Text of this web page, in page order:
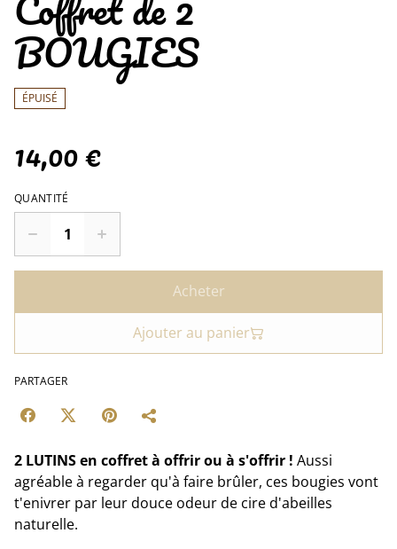
BOUGIES
ÉPUISÉ
14,00 €
QUANTITÉ
Acheter
Ajouter au panier
PARTAGER
2 LUTINS en coffret à offrir ou à s'offrir ! Aussi
agréable à regarder qu'à faire brûler, ces bougies vont
t'enivrer par leur douce odeur de cire d'abeilles
naturelle.